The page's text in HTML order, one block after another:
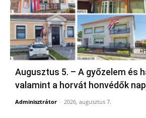
Augusztus 5. – A győzelem és
valamint a horvát honvédők
Adminisztrátor - 2026, augusztus 7.